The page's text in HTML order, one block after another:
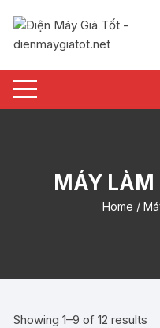
nội
MÁY LÀM
Home /
Showing 1–9 of 12 results